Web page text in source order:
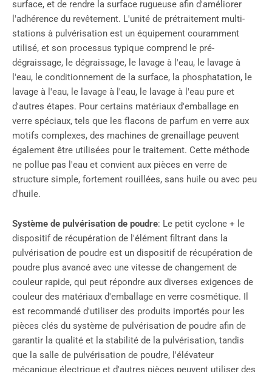
surface, et de rendre la surface rugueuse afin d'améliorer
l'adhérence du revêtement. L'unité de prétraitement multi-
stations à pulvérisation est un équipement couramment
utilisé, et son processus typique comprend le pré-
dégraissage, le dégraissage, le lavage à l'eau, le lavage à
l'eau, le conditionnement de la surface, la phosphatation, le
lavage à l'eau, le lavage à l'eau, le lavage à l'eau pure et
d'autres étapes. Pour certains matériaux d'emballage en
verre spéciaux, tels que les flacons de parfum en verre aux
motifs complexes, des machines de grenaillage peuvent
également être utilisées pour le traitement. Cette méthode
ne pollue pas l'eau et convient aux pièces en verre de
structure simple, fortement rouillées, sans huile ou avec peu
d'huile.
Système de pulvérisation de poudre: Le petit cyclone + le
dispositif de récupération de l'élément filtrant dans la
pulvérisation de poudre est un dispositif de récupération de
poudre plus avancé avec une vitesse de changement de
couleur rapide, qui peut répondre aux diverses exigences de
couleur des matériaux d'emballage en verre cosmétique. Il
est recommandé d'utiliser des produits importés pour les
pièces clés du système de pulvérisation de poudre afin de
garantir la qualité et la stabilité de la pulvérisation, tandis
que la salle de pulvérisation de poudre, l'élévateur
mécanique électrique et d'autres pièces peuvent utiliser des